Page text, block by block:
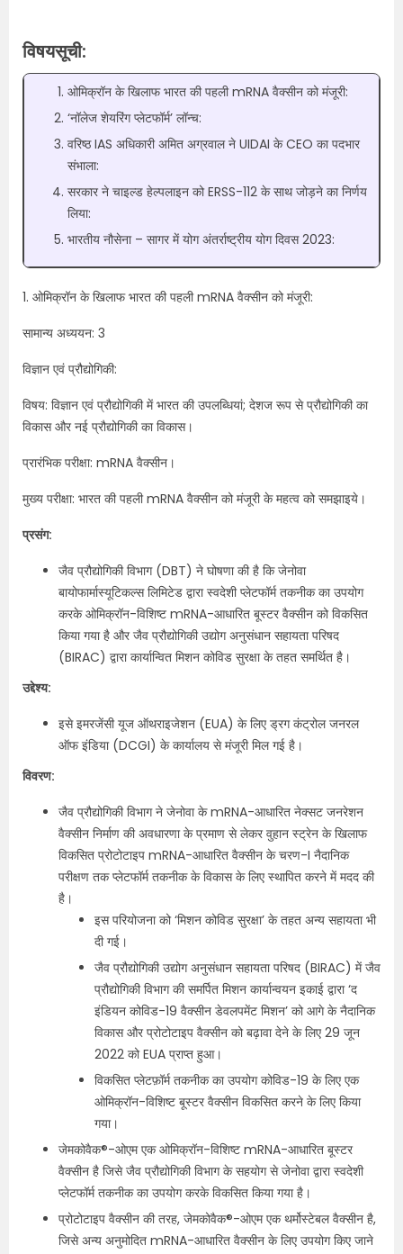
विषयसूची:
ओमिक्रॉन के खिलाफ भारत की पहली mRNA वैक्सीन को मंजूरी:
‘नॉलेज शेयरिंग प्लेटफॉर्म’ लॉन्च:
वरिष्ठ IAS अधिकारी अमित अग्रवाल ने UIDAI के CEO का पदभार
संभाला:
सरकार ने चाइल्ड हेल्पलाइन को ERSS-112 के साथ जोड़ने का निर्णय
लिया:
भारतीय नौसेना – सागर में योग अंतर्राष्ट्रीय योग दिवस 2023:
1. ओमिक्रॉन के खिलाफ भारत की पहली mRNA वैक्सीन को मंजूरी:
सामान्य अध्ययन: 3
विज्ञान एवं प्रौद्योगिकी:
विषय: विज्ञान एवं प्रौद्योगिकी में भारत की उपलब्धियां; देशज रूप से प्रौद्योगिकी का
विकास और नई प्रौद्योगिकी का विकास।
प्रारंभिक परीक्षा: mRNA वैक्सीन।
मुख्य परीक्षा: भारत की पहली mRNA वैक्सीन को मंजूरी के महत्व को समझाइये।
प्रसंग:
जैव प्रौद्योगिकी विभाग (DBT) ने घोषणा की है कि जेनोवा
बायोफार्मास्यूटिकल्स लिमिटेड द्वारा स्वदेशी प्लेटफॉर्म तकनीक का उपयोग
करके ओमिक्रॉन-विशिष्ट mRNA-आधारित बूस्टर वैक्सीन को विकसित
किया गया है और जैव प्रौद्योगिकी उद्योग अनुसंधान सहायता परिषद
(BIRAC) द्वारा कार्यान्वित मिशन कोविड सुरक्षा के तहत समर्थित है।
उद्देश्य:
इसे इमरजेंसी यूज ऑथराइजेशन (EUA) के लिए ड्रग कंट्रोल जनरल
ऑफ इंडिया (DCGI) के कार्यालय से मंजूरी मिल गई है।
विवरण:
जैव प्रौद्योगिकी विभाग ने जेनोवा के mRNA-आधारित नेक्सट जनरेशन
वैक्सीन निर्माण की अवधारणा के प्रमाण से लेकर वुहान स्ट्रेन के खिलाफ
विकसित प्रोटोटाइप mRNA-आधारित वैक्सीन के चरण-I नैदानिक
परीक्षण तक प्लेटफॉर्म तकनीक के विकास के लिए स्थापित करने में मदद की
है।
इस परियोजना को ‘मिशन कोविड सुरक्षा’ के तहत अन्य सहायता भी
दी गई।
जैव प्रौद्योगिकी उद्योग अनुसंधान सहायता परिषद (BIRAC) में जैव
प्रौद्योगिकी विभाग की समर्पित मिशन कार्यान्वयन इकाई द्वारा ‘द
इंडियन कोविड-19 वैक्सीन डेवलपमेंट मिशन’ को आगे के नैदानिक
विकास और प्रोटोटाइप वैक्सीन को बढ़ावा देने के लिए 29 जून
2022 को EUA प्राप्त हुआ।
विकसित प्लेटफ़ॉर्म तकनीक का उपयोग कोविड-19 के लिए एक
ओमिक्रॉन-विशिष्ट बूस्टर वैक्सीन विकसित करने के लिए किया
गया।
जेमकोवैक®-ओएम एक ओमिक्रॉन-विशिष्ट mRNA-आधारित बूस्टर
वैक्सीन है जिसे जैव प्रौद्योगिकी विभाग के सहयोग से जेनोवा द्वारा स्वदेशी
प्लेटफॉर्म तकनीक का उपयोग करके विकसित किया गया है।
प्रोटोटाइप वैक्सीन की तरह, जेमकोवैक®-ओएम एक थर्मोस्टेबल वैक्सीन है,
जिसे अन्य अनुमोदित mRNA-आधारित वैक्सीन के लिए उपयोग किए जाने